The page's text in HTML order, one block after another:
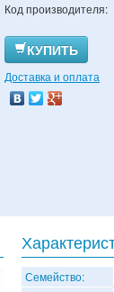
Код производителя:
КУПИТЬ
Доставка и оплата
Семейство: